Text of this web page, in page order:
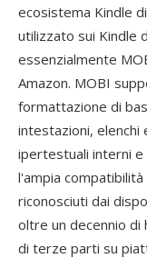
ecosistema Kindle
utilizzato sui Kindle
essenzialmente
Amazon. MOBI
formattazione di
intestazioni, elenchi
ipertestuali interni e
l'ampia
riconosciuti dai
oltre un decennio di
di terze parti su